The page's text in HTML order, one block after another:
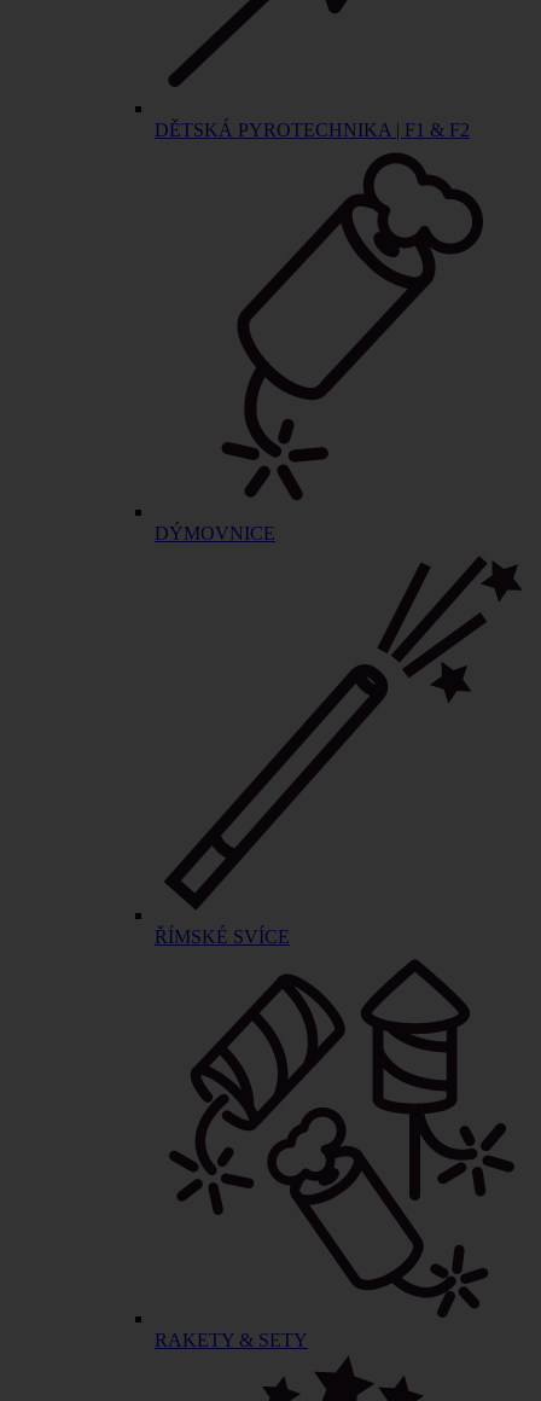
DĚTSKÁ PYROTECHNIKA | F1 & F2
DÝMOVNICE
ŘÍMSKÉ SVÍCE
RAKETY & SETY